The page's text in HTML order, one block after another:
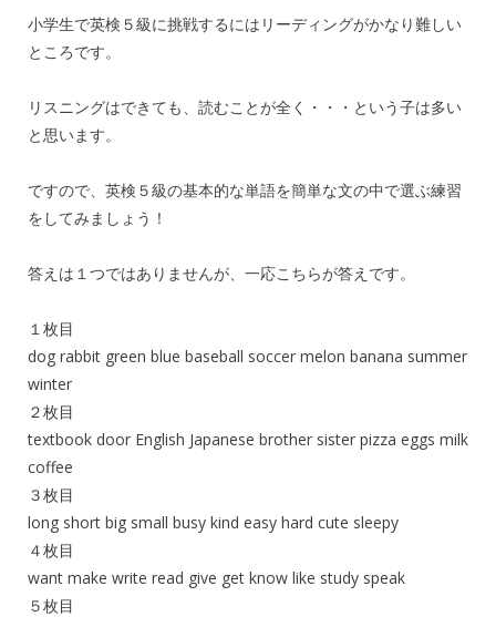
小学生で英検５級に挑戦するにはリーディングがかなり難しい
ところです。
リスニングはできても、読むことが全く・・・という子は多い
と思います。
ですので、英検５級の基本的な単語を簡単な文の中で選ぶ練習
をしてみましょう！
答えは１つではありませんが、一応こちらが答えです。
１枚目
dog rabbit green blue baseball soccer melon banana summer
winter
２枚目
textbook door English Japanese brother sister pizza eggs milk
coffee
３枚目
long short big small busy kind easy hard cute sleepy
４枚目
want make write read give get know like study speak
５枚目